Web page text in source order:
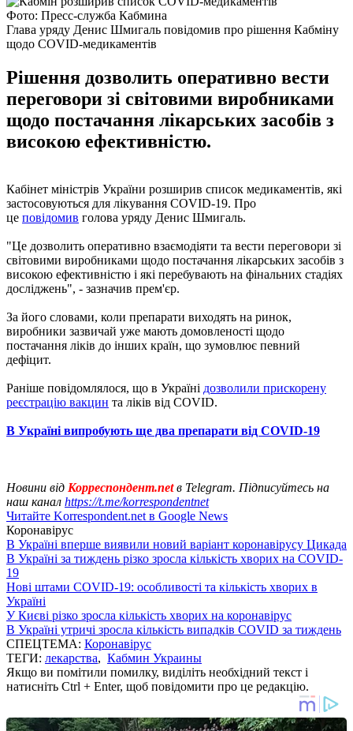
Фото: Пресс-служба Кабмина
Глава уряду Денис Шмигаль повідомив про рішення Кабміну
щодо COVID-медикаментів
Рішення дозволить оперативно вести
переговори зі світовими виробниками
щодо постачання лікарських засобів з
високою ефективністю.
Кабінет міністрів України розширив список медикаментів, які
застосовуються для лікування COVID-19. Про
це повідомив голова уряду Денис Шмигаль.
"Це дозволить оперативно взаємодіяти та вести переговори зі
світовими виробниками щодо постачання лікарських засобів з
високою ефективністю і які перебувають на фінальних стадіях
досліджень", - зазначив прем'єр.
За його словами, коли препарати виходять на ринок,
виробники зазвичай уже мають домовленості щодо
постачання ліків до інших країн, що зумовлює певний
дефіцит.
Раніше повідомлялося, що в Україні дозволили прискорену
реєстрацію вакцин та ліків від COVID.
В Україні випробують ще два препарати від COVID-19
Новини від Корреспондент.netв Telegram. Підписуйтесь на
наш канал https://t.me/korrespondentnet
Читайте Korrespondent.net в Google News
Коронавірус
В Україні вперше виявили новий варіант коронавірусу Цикада
В Україні за тиждень різко зросла кількість хворих на COVID-
19
Нові штами COVID-19: особливості та кількість хворих в
Україні
У Києві різко зросла кількість хворих на коронавірус
В Україні утричі зросла кількість випадків COVID за тиждень
СПЕЦТЕМА: Коронавірус
ТЕГИ: лекарства, Кабмин Украины
Якщо ви помітили помилку, виділіть необхідний текст і
натисніть Ctrl + Enter, щоб повідомити про це редакцію.